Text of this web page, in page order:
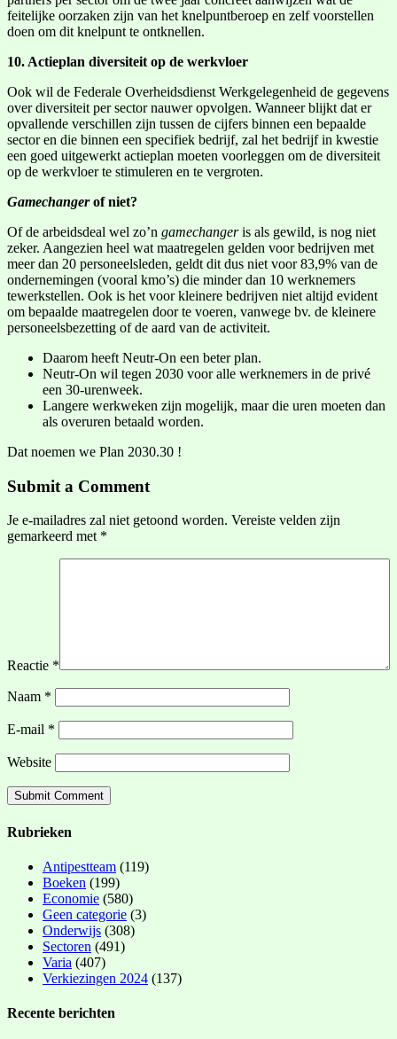
feitelijke oorzaken zijn van het knelpuntberoep en zelf voorstellen
doen om dit knelpunt te ontknellen.
10. Actieplan diversiteit op de werkvloer
Ook wil de Federale Overheidsdienst Werkgelegenheid de gegevens
over diversiteit per sector nauwer opvolgen. Wanneer blijkt dat er
opvallende verschillen zijn tussen de cijfers binnen een bepaalde
sector en die binnen een specifiek bedrijf, zal het bedrijf in kwestie
een goed uitgewerkt actieplan moeten voorleggen om de diversiteit
op de werkvloer te stimuleren en te vergroten.
Gamechangerof niet?
Of de arbeidsdeal wel zo’n gamechangeris als gewild, is nog niet
zeker. Aangezien heel wat maatregelen gelden voor bedrijven met
meer dan 20 personeelsleden, geldt dit dus niet voor 83,9% van de
ondernemingen (vooral kmo’s) die minder dan 10 werknemers
tewerkstellen. Ook is het voor kleinere bedrijven niet altijd evident
om bepaalde maatregelen door te voeren, vanwege bv. de kleinere
personeelsbezetting of de aard van de activiteit.
Daarom heeft Neutr-On een beter plan.
Neutr-On wil tegen 2030 voor alle werknemers in de privé
een 30-urenweek.
Langere werkweken zijn mogelijk, maar die uren moeten dan
als overuren betaald worden.
Dat noemen we Plan 2030.30 !
Submit a Comment
Je e-mailadres zal niet getoond worden. Vereiste velden zijn
gemarkeerd met *
Reactie *
Naam *
E-mail *
Website
Rubrieken
Antipestteam (119)
Boeken (199)
Economie (580)
Geen categorie (3)
Onderwijs (308)
Sectoren (491)
Varia (407)
Verkiezingen 2024 (137)
Recente berichten